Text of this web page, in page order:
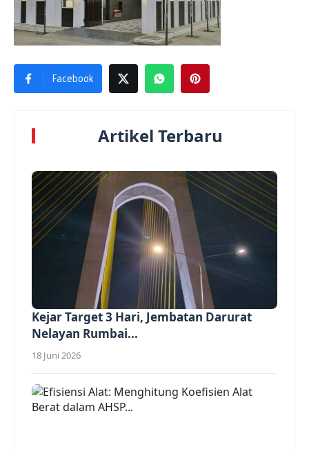
Facebook
Artikel Terbaru
Kejar Target 3 Hari, Jembatan Darurat
Nelayan Rumbai...
18 Juni 2026